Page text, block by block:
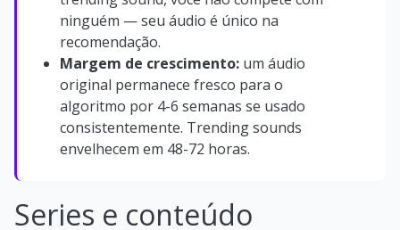
ninguém — seu áudio é único na
recomendação.
Margem de crescimento: um áudio
original permanece fresco para o
algoritmo por 4-6 semanas se usado
consistentemente. Trending sounds
envelhecem em 48-72 horas.
Series e conteúdo